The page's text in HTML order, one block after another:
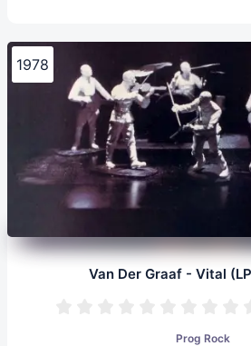
1978
Van Der Graaf - Vital
Prog Rock